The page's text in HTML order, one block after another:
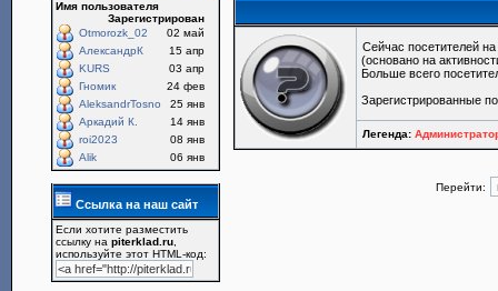
Имя пользователя
Зарегистрирован
Otmorozk_02
02 май
АлександрК
15 апр
KURS
03 апр
Гномик
24 фев
AleksandrTosno
25 янв
Аркадий К.
14 янв
roi2023
08 янв
Alik
06 янв
Ссылка на наш сайт
Если хотите разместить
ссылку наpiterklad.ru
используйте этот HTML-код:
Сейчас посетителей
(основано на
Больше всего
Зарегистрированные
Легенда:
Перейти: